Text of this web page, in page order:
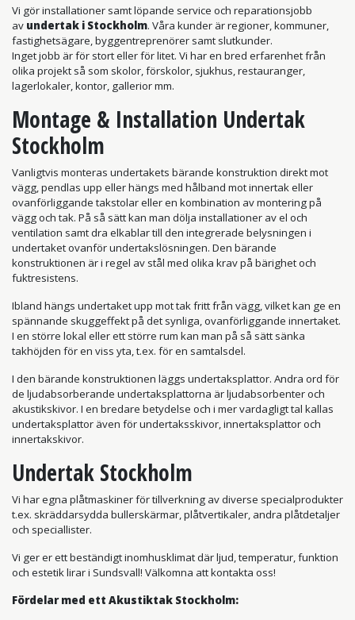
Vi gör installationer samt löpande service och reparationsjobb
av undertak i Stockholm. Våra kunder är regioner, kommuner,
fastighetsägare, byggentreprenörer samt slutkunder.
Inget jobb är för stort eller för litet. Vi har en bred erfarenhet från
olika projekt så som skolor, förskolor, sjukhus, restauranger,
lagerlokaler, kontor, gallerior mm.
Montage & Installation Undertak
Stockholm
Vanligtvis monteras undertakets bärande konstruktion direkt mot
vägg, pendlas upp eller hängs med hålband mot innertak eller
ovanförliggande takstolar eller en kombination av montering på
vägg och tak. På så sätt kan man dölja installationer av el och
ventilation samt dra elkablar till den integrerade belysningen i
undertaket ovanför undertakslösningen. Den bärande
konstruktionen är i regel av stål med olika krav på bärighet och
fuktresistens.
Ibland hängs undertaket upp mot tak fritt från vägg, vilket kan ge en
spännande skuggeffekt på det synliga, ovanförliggande innertaket.
I en större lokal eller ett större rum kan man på så sätt sänka
takhöjden för en viss yta, t.ex. för en samtalsdel.
I den bärande konstruktionen läggs undertaksplattor. Andra ord för
de ljudabsorberande undertaksplattorna är ljudabsorbenter och
akustikskivor. I en bredare betydelse och i mer vardagligt tal kallas
undertaksplattor även för undertaksskivor, innertaksplattor och
innertakskivor.
Undertak Stockholm
Vi har egna plåtmaskiner för tillverkning av diverse specialprodukter
t.ex. skräddarsydda bullerskärmar, plåtvertikaler, andra plåtdetaljer
och speciallister.
Vi ger er ett beständigt inomhusklimat där ljud, temperatur, funktion
och estetik lirar i Sundsvall! Välkomna att kontakta oss!
Fördelar med ett Akustiktak Stockholm: